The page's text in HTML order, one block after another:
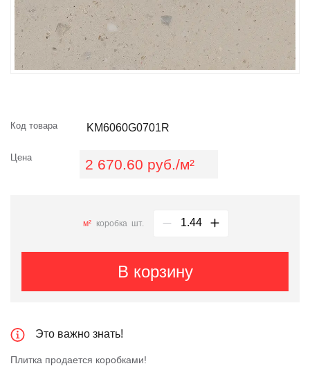
Код товара KM6060G0701R
Цена 2 670.60 руб./м²
м² коробка шт.
В корзину
Это важно знать!
Плитка продается коробками!